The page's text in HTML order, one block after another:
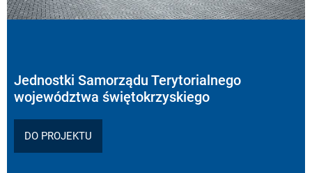
Jednostki Samorządu Terytorialnego
województwa świętokrzyskiego
DO PROJEKTU